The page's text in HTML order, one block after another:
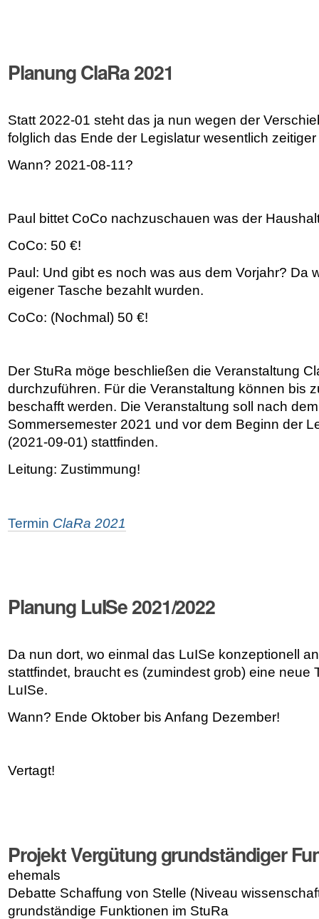
Planung ClaRa 2021
Statt 2022-01 steht das ja nun wegen der
folglich das Ende der Legislatur wesentlich zeitiger
Wann? 2021-08-11?
Paul bittet CoCo nachzuschauen was der
CoCo: 50 €!
Paul: Und gibt es noch was aus dem Vorjahr? Da
eigener Tasche bezahlt wurden.
CoCo: (Nochmal) 50 €!
Der StuRa möge beschließen die Veranstaltung
durchzuführen. Für die Veranstaltung können bis
beschafft werden. Die Veranstaltung soll nach
Sommersemester 2021 und vor dem Beginn der
(2021-09-01) stattfinden.
Leitung: Zustimmung!
Termin ClaRa 2021
Planung LuISe 2021/2022
Da nun dort, wo einmal das LuISe konzeptionell
stattfindet, braucht es (zumindest grob) eine neue
LuISe.
Wann? Ende Oktober bis Anfang Dezember!
Vertagt!
Projekt Vergütung grundständiger
ehemals
Debatte Schaffung von Stelle (Niveau
grundständige Funktionen im StuRa